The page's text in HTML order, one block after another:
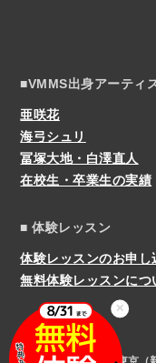
■VMMS出身アーティ
亜咲花
海弓シュリ
冨塚大地・白澤直人
在校生・卒業生の実績
■ 体験レッスン
体験レッスンのお申し
無料体験レッスンにつ
✕